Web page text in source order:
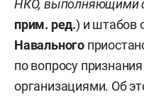
НКО, выполняющими
прим. ред.) и штабов
Навального
по вопросу
организациями. Об